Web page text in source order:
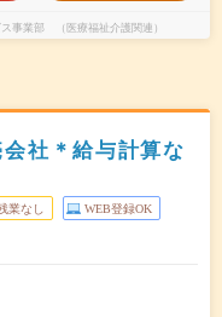
事業部 （医療福祉介護関連）
社＊給与計算な
業なし WEB登録OK